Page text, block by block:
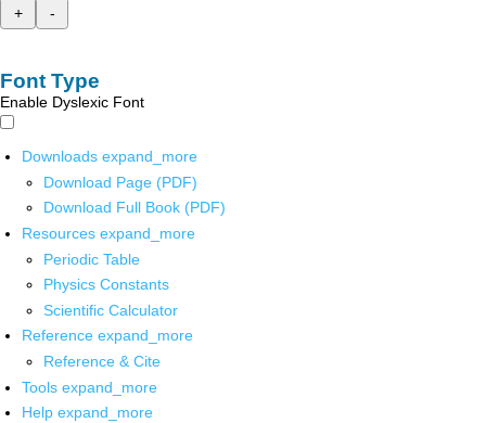
+
-
Font Type
Enable Dyslexic Font
Downloads expand_more
Download Page (PDF)
Download Full Book (PDF)
Resources expand_more
Periodic Table
Physics Constants
Scientific Calculator
Reference expand_more
Reference & Cite
Tools expand_more
Help expand_more